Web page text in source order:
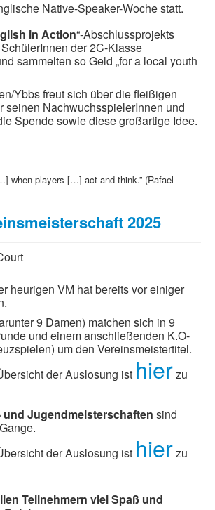
Native-Speaker-Woche statt.
in Action“-Abschlussprojekts
der 2C-Klasse
sammelten so Geld „for a local youth
Ybbs freut sich über die fleißigen
seinen NachwuchsspielerInnen und
Spende sowie diese großartige Idee.
when players […] act and think.” (Rafael
2025
heurigen VM hat bereits vor einiger
9 Damen) matchen sich in 9
und einem anschließenden K.O-
um den Vereinsmeistertitel.
der Auslosung ist hierzu
und Jugendmeisterschaften sind
der Auslosung ist hierzu
Teilnehmern viel Spaß und